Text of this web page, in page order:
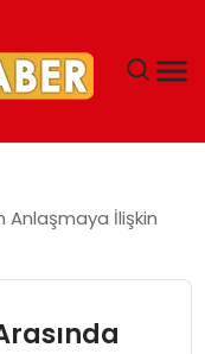
Anlaşmaya İlişkin